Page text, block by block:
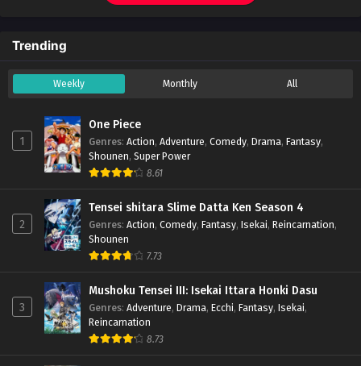
Trending
Weekly Monthly All
1
One Piece
Genres: Action, Adventure, Comedy, Drama, Fantasy,
Shounen, Super Power
8.61
2
Tensei shitara Slime Datta Ken Season 4
Genres: Action, Comedy, Fantasy, Isekai, Reincarnation,
Shounen
7.73
3
Mushoku Tensei III: Isekai Ittara Honki Dasu
Genres: Adventure, Drama, Ecchi, Fantasy, Isekai,
Reincarnation
8.73